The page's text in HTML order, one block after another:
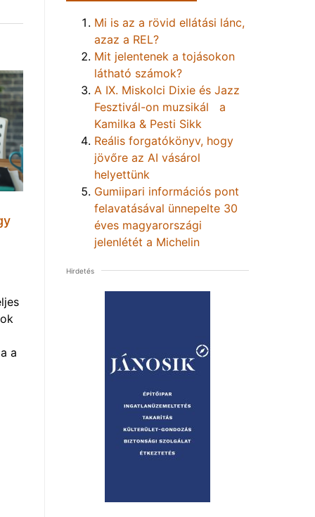
a
Mi is az a rövid ellátási lánc,
azaz a REL?
Mit jelentenek a tojásokon
látható számok?
A IX. Miskolci Dixie és Jazz
Fesztivál-on muzsikál a
Kamilka & Pesti Sikk
Reális forgatókönyv, hogy
jövőre az AI vásárol
helyettünk
Gumiipari információs pont
felavatásával ünnepelte 30
éves magyarországi
jelenlétét a Michelin
Hirdetés